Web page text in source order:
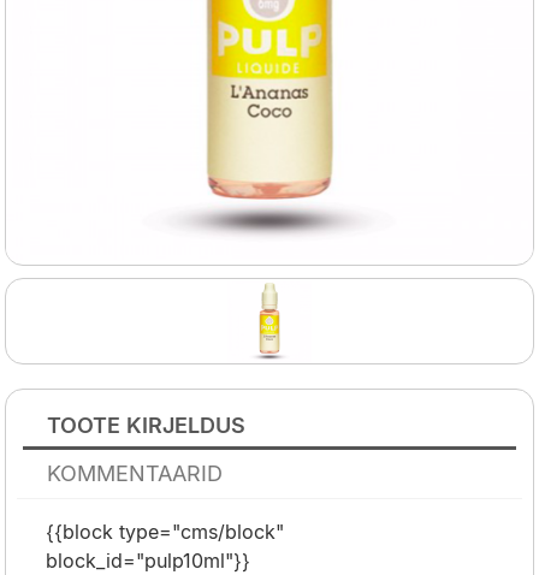
TOOTE KIRJELDUS
KOMMENTAARID
{{block type="cms/block"
block_id="pulp10ml"}}